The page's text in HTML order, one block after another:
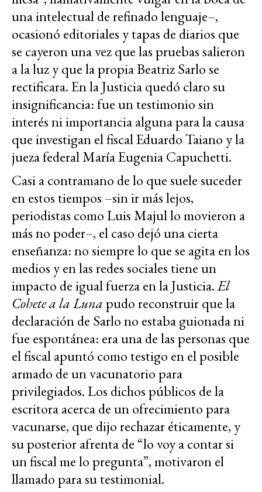
una intelectual de refinado lenguaje–,
ocasionó editoriales y tapas de diarios que
se cayeron una vez que las pruebas salieron
a la luz y que la propia Beatriz Sarlo se
rectificara. En la Justicia quedó claro su
insignificancia: fue un testimonio sin
interés ni importancia alguna para la causa
que investigan el fiscal Eduardo Taiano y la
jueza federal María Eugenia Capuchetti.
Casi a contramano de lo que suele suceder
en estos tiempos –sin ir más lejos,
periodistas como Luis Majul lo movieron a
más no poder–, el caso dejó una cierta
enseñanza: no siempre lo que se agita en los
medios y en las redes sociales tiene un
impacto de igual fuerza en la Justicia.El
Cohete a la Luna pudo reconstruir que la
declaración de Sarlo no estaba guionada ni
fue espontánea: era una de las personas que
el fiscal apuntó como testigo en el posible
armado de un vacunatorio para
privilegiados. Los dichos públicos de la
escritora acerca de un ofrecimiento para
vacunarse, que dijo rechazar éticamente, y
su posterior afrenta de “lo voy a contar si
un fiscal me lo pregunta”, motivaron el
llamado para su testimonial.